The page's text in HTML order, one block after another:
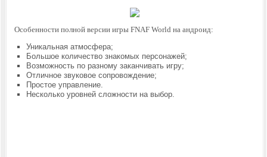
Особенности полной версии игры FNAF World на андроид:
Уникальная атмосфера;
Большое количество знакомых персонажей;
Возможность по разному заканчивать игру;
Отличное звуковое сопровождение;
Простое управление.
Несколько уровней сложности на выбор.